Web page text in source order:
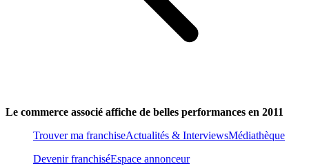
Le commerce associé affiche de belles performances en 2011
Trouver ma franchiseActualités & InterviewsMédiathèque
Devenir franchiséEspace annonceur